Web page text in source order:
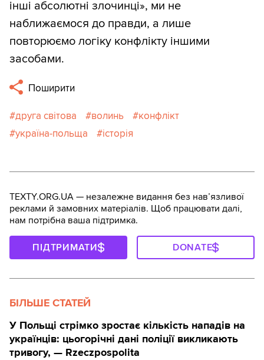
інші абсолютні злочинці», ми не
наближаємося до правди, а лише
повторюємо логіку конфлікту іншими
засобами.
Поширити
друга світова волинь
конфлікт
україна-польща
історія
TEXTY.ORG.UA — незалежне видання без навʼязливої
реклами й замовних матеріалів. Щоб працювати далі,
нам потрібна ваша підтримка.
ПІДТРИМАТИ DONATE
БІЛЬШЕ СТАТЕЙ
У Польщі стрімко зростає кількість нападів на
українців: цьогорічні дані поліції викликають
тривогу, — Rzeczpospolita